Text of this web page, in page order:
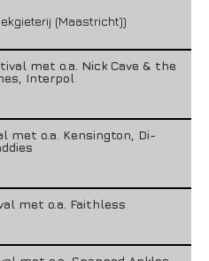
(Maastricht))
met o.a. Nick Cave & the
Interpol
met o.a. Kensington, Di-
met o.a. Faithless